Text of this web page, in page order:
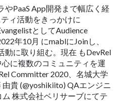
やPaaS App開発まで幅広く経
ィ活動をきっかけに
としてAudience
年10月 にmablにJoinし、
動に取り組む。現在 もDevRel
に複数のコミュニティを運
Committer 2020、名城大学
貴 (@yoshikiito) QAエンジニ
株式会社ベリサーブにてテ